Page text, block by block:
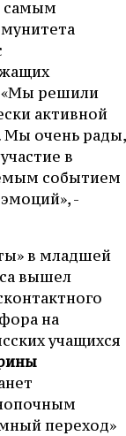
самым
«Мы решили
активной
Мы очень рады,
в
событием
-
в младшей
вышел
на
учащихся
переход»